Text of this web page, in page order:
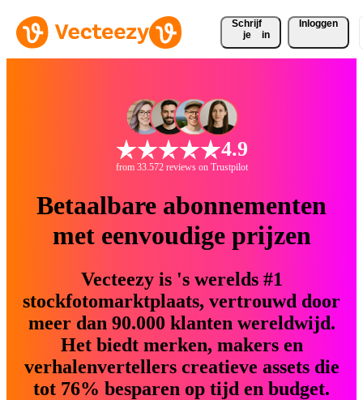
Schrijf
je
in
Inloggen
4.9
from 33.572 reviews on Trustpilot
Betaalbare abonnementen
met eenvoudige prijzen
Vecteezy is 's werelds #1
stockfotomarktplaats, vertrouwd door
meer dan 90.000 klanten wereldwijd.
Het biedt merken, makers en
verhalenvertellers creatieve assets die
tot 76% besparen op tijd en budget.